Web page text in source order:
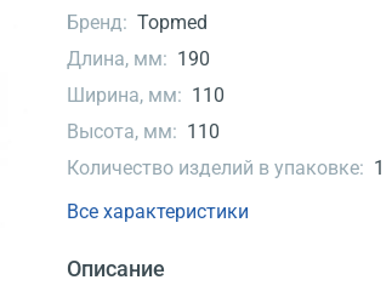
Бренд: Topmed
Длина, мм: 190
Ширина, мм: 110
Высота, мм: 110
Количество изделий в упаковке: 1
Все характеристики
Описание